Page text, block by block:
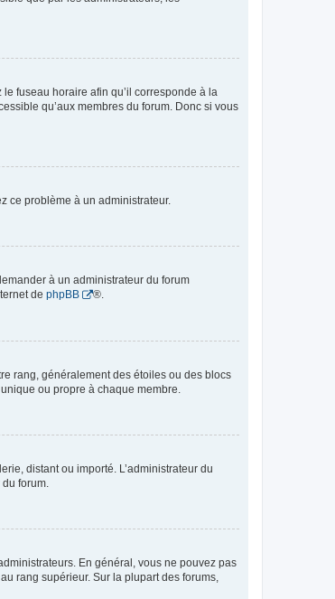
fuseau horaire afin qu’il corresponde à la
qu’aux membres du forum. Donc si vous
ce problème à un administrateur.
à un administrateur du forum
de phpBB ®.
rang, généralement des étoiles ou des blocs
ou propre à chaque membre.
distant ou importé. L’administrateur du
forum.
En général, vous ne pouvez pas
rang supérieur. Sur la plupart des forums,